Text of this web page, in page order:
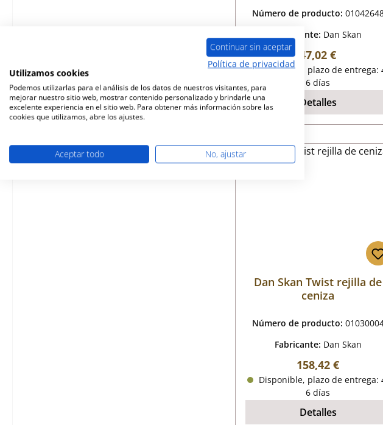
Número de producto:
Fabricante: Dan Skan
Precio normal:
47,02 €
Disponible, plazo de entrega:
6 días
Detalles
Dan Skan Twist rejilla de
ceniza
Número de producto:
Fabricante: Dan Skan
Precio normal:
158,42 €
Disponible, plazo de entrega:
6 días
Detalles
Continuar sin aceptar
Política de privacidad
Utilizamos cookies
Podemos utilizarlas para el análisis de los datos de nuestros visitantes, para
mejorar nuestro sitio web, mostrar contenido personalizado y brindarle una
excelente experiencia en el sitio web. Para obtener más información sobre las
cookies que utilizamos, abre los ajustes.
Aceptar todo No, ajustar